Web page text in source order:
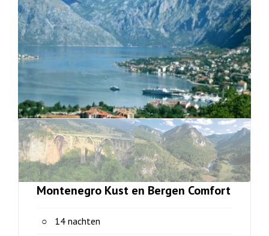
Montenegro Kust en Bergen Comfort
14 nachten